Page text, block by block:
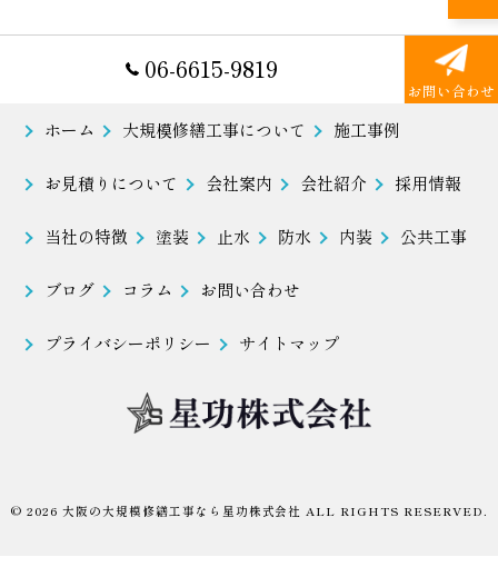
06-6615-9819
お問い合わせ
ホーム 大規模修繕工事について 施工事例
お見積りについて 会社案内 会社紹介 採用情報
当社の特徴 塗装 止水 防水 内装 公共工事
ブログ コラム お問い合わせ
プライバシーポリシー サイトマップ
© 2026 大阪の大規模修繕工事なら星功株式会社 ALL RIGHTS RESERVED.